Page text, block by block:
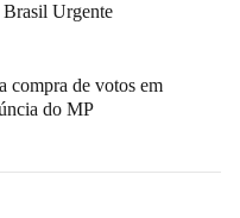
Brasil Urgente
compra de votos em
do MP